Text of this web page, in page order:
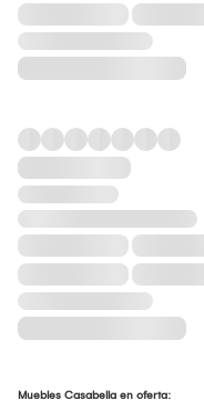
Muebles Casabella en oferta: